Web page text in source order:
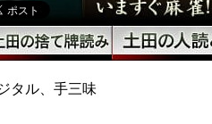
タル、手三味